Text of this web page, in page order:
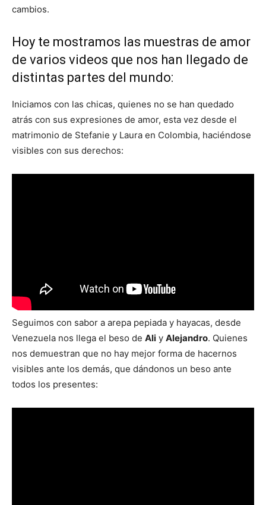
cambios.
Hoy te mostramos las muestras de amor
de varios videos que nos han llegado de
distintas partes del mundo:
Iniciamos con las chicas, quienes no se han quedado
atrás con sus expresiones de amor, esta vez desde el
matrimonio de Stefanie y Laura en Colombia, haciéndose
visibles con sus derechos:
Seguimos con sabor a arepa pepiada y hayacas, desde
Venezuela nos llega el beso de Ali y Alejandro. Quienes
nos demuestran que no hay mejor forma de hacernos
visibles ante los demás, que dándonos un beso ante
todos los presentes: